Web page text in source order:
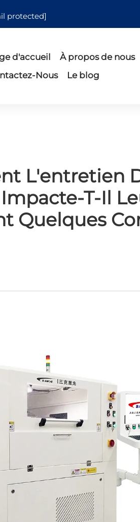
protected]
d'accueil À propos de nous
Nous
Le blog
L'entretien
T-Il
Quelques